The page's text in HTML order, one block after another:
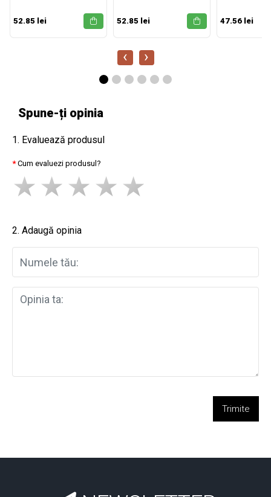
52.85 lei 52.85 lei 47.56 lei
‹ ›
Spune-ți opinia
1. Evaluează produsul
Cum evaluezi produsul?
2. Adaugă opinia
Trimite